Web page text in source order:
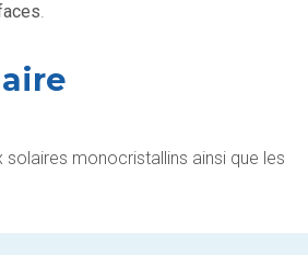
.
monocristallins ainsi que les